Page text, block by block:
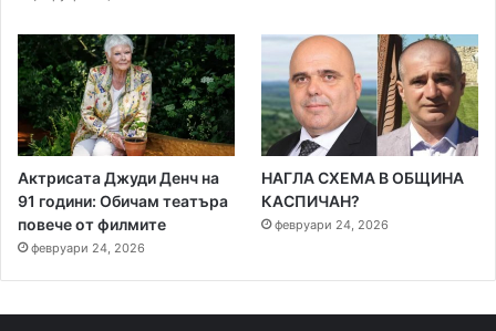
Актрисата Джуди Денч на
91 години: Обичам театъра
повече от филмите
февруари 24, 2026
НАГЛА СХЕМА В ОБЩИНА
КАСПИЧАН?
февруари 24, 2026